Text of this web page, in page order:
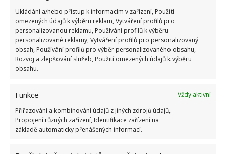
Ukládání a/nebo přístup k informacím v zařízení, Použití
omezených údajů k výběru reklam, Vytváření profilů pro
personalizovanou reklamu, Používání profilů k výběru
personalizované reklamy, Vytváření profilů pro personalizovaný
obsah, Používání profilů pro výběr personalizovaného obsahu,
Rozvoj a zlepšování služeb, Použití omezených údajů k výběru
obsahu.
Funkce
Vždy aktivní
Přiřazování a kombinování údajů z jiných zdrojů údajů,
Propojení různých zařízení, Identifikace zařízení na
základě automaticky přenášených informací.
ČIŠTĚNÍ
Hana Musilová
Do redakce Bydlimeutulne.cz se
přidala během svých studií a práce